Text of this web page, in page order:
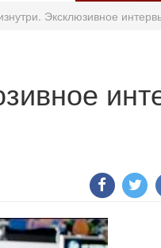
Эксклюзивное